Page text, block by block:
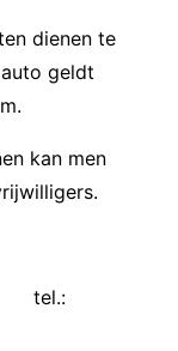
dienen te
geldt
kan men
tel.: